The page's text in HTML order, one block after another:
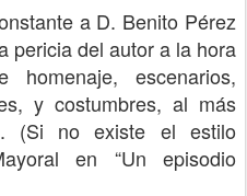
a D. Benito Pérez
pericia del autor a la hora
escenarios,
y costumbres, al más
(Si no existe el estilo
en “Un episodio